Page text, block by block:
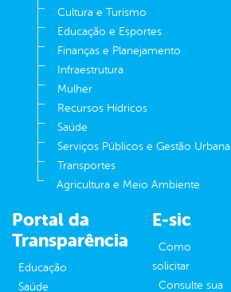
Cultura e Turismo
Educação e Esportes
Finanças e Planejamento
Infraestrutura
Mulher
Recursos Hídricos
Saúde
Serviços Públicos e Gestão Urbana
Transportes
Agricultura e Meio Ambiente
Portal da
Transparência
Educação
Saúde
E-sic
Como
solicitar
Consulte sua